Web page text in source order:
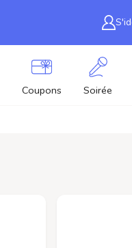
Coupons Soirée